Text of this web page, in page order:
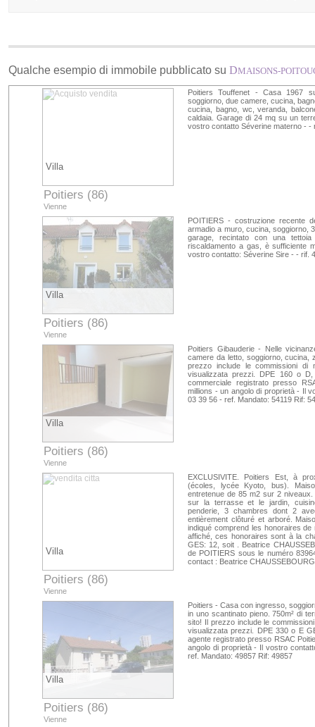
Qualche esempio di immobile pubblicato su DMAISONS-
Villa
Poitiers (86)
Vienne
Poitiers Touffenet - Casa 1967
soggiorno, due camere, cucina,
cucina, bagno, wc, veranda,
caldaia. Garage di 24 mq su un
vostro contatto Séverine materno - -
Villa
Poitiers (86)
Vienne
POITIERS - costruzione recente
armadio a muro, cucina, soggiorno,
garage, recintato con una tettoia
riscaldamento a gas, è sufficiente
vostro contatto: Séverine Sire - - rif.
Villa
Poitiers (86)
Vienne
Poitiers Gibauderie - Nelle
camere da letto, soggiorno, cucina,
prezzo include le commissioni di
visualizzata prezzi. DPE 160 o
commerciale registrato presso
millions - un angolo di proprietà - Il
03 39 56 - ref. Mandato: 54119 Rif:
Villa
Poitiers (86)
Vienne
EXCLUSIVITE. Poitiers Est, à
(écoles, lycée Kyoto, bus).
entretenue de 85 m2 sur 2
sur la terrasse et le jardin,
penderie, 3 chambres dont 2
entièrement clôturé et arboré.
indiqué comprend les honoraires
affiché, ces honoraires sont à la
GES: 12, soit . Beatrice
de POITIERS sous le numéro
contact : Beatrice
Villa
Poitiers (86)
Vienne
Poitiers - Casa con ingresso,
in uno scantinato pieno. 750m² di
sito! Il prezzo include le
visualizzata prezzi. DPE 330 o E
agente registrato presso RSAC
angolo di proprietà - Il vostro
ref. Mandato: 49857 Rif: 49857